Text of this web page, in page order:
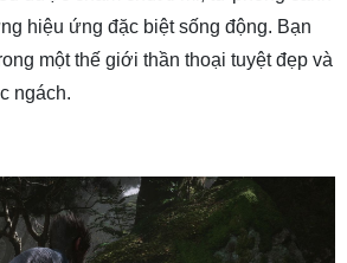
hiệu ứng đặc biệt sống động. Bạn
một thế giới thần thoại tuyệt đẹp và
ngách.